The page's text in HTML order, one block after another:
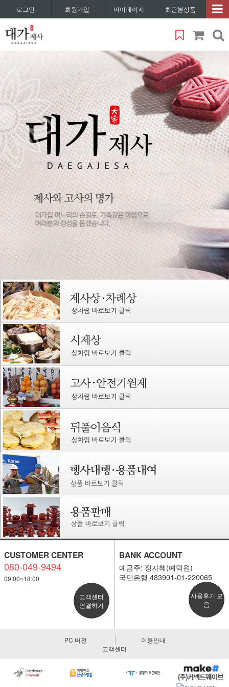
로그인 회원가입 마이페이지 최근본상품
CUSTOMER CENTER
080-049-9494
09:00~18:00
고객센터
연결하기
BANK ACCOUNT
예금주: 정자혜(예덕원)
국민은행 483901-01-220065
사용후기 모
음
PC 버전
이용안내
고객센터